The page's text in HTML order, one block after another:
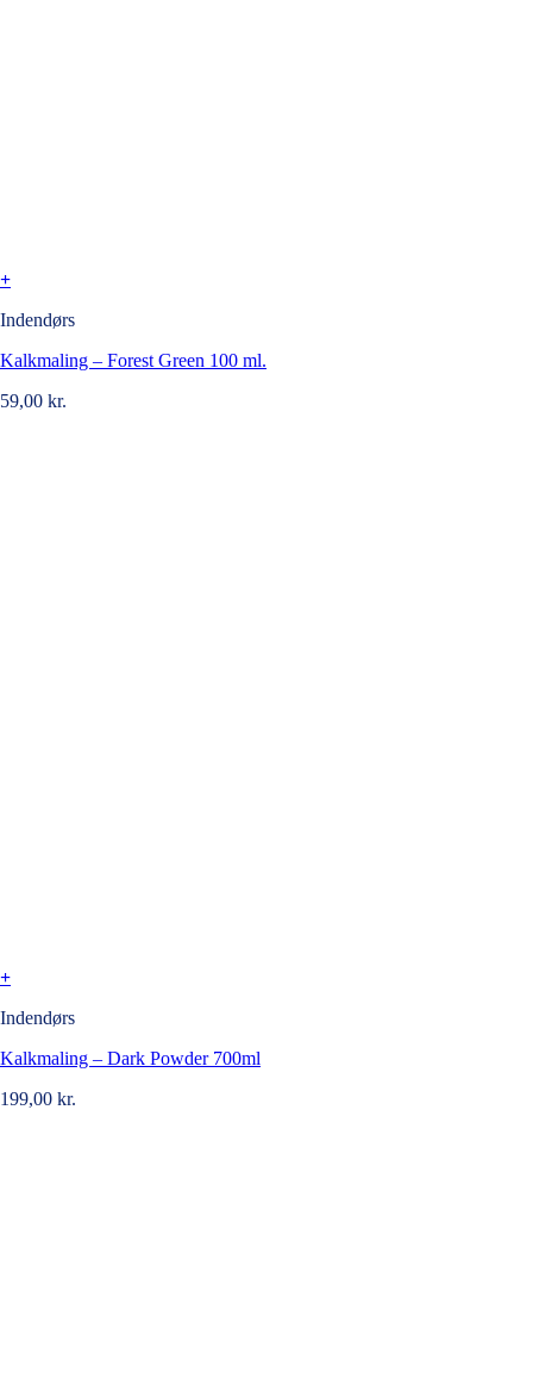
+
Indendørs
Kalkmaling – Forest Green 100 ml.
59,00 kr.
+
Indendørs
Kalkmaling – Dark Powder 700ml
199,00 kr.